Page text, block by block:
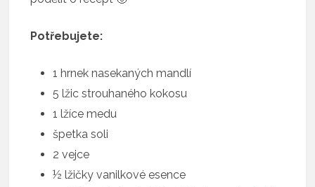
Potřebujete:
1 hrnek nasekaných mandlí
5 lžic strouhaného kokosu
1 lžíce medu
špetka soli
2 vejce
½ lžičky vanilkové esence